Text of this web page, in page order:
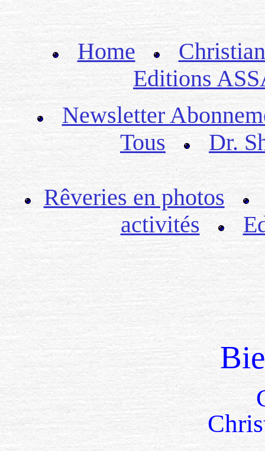
Home
Editions
Newsletter
Tous
Dr.
Rêveries en photos
activités